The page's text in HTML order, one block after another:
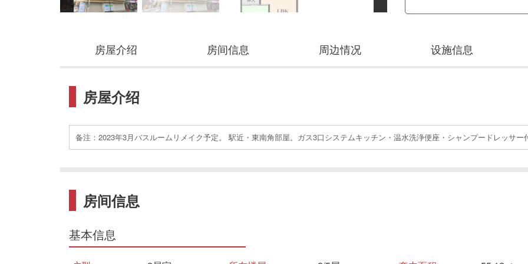
房屋介绍 房间信息 周边情况 设施信息
房屋介绍
备注：2023年3月バスルームリメイク予定。 駅近・東南角部屋。ガス3口システムキッチン・温水洗浄便座・シャンプードレッサー
房间信息
基本信息